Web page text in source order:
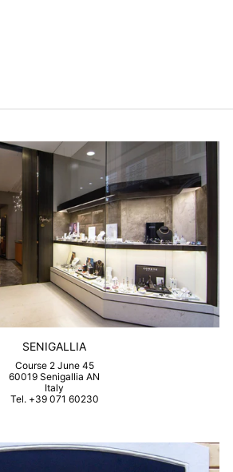
SENIGALLIA
Course 2 June 45
60019 Senigallia AN
Italy
Tel. +39 071 60230